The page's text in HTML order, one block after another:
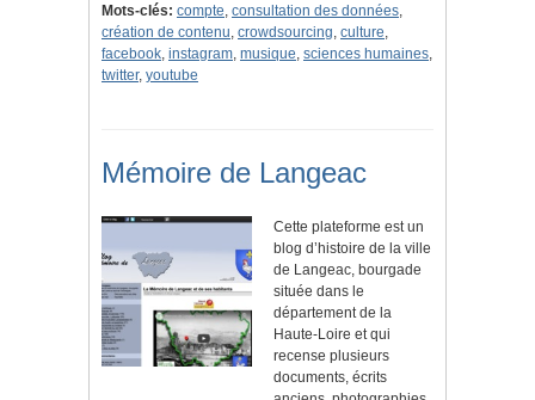
Mots-clés: compte, consultation des données,
création de contenu, crowdsourcing, culture,
facebook, instagram, musique, sciences humaines,
twitter, youtube
Mémoire de Langeac
Cette plateforme est un
blog d’histoire de la ville
de Langeac, bourgade
située dans le
département de la
Haute-Loire et qui
recense plusieurs
documents, écrits